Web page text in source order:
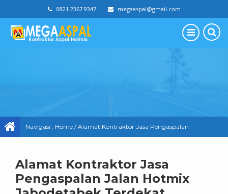
0821 2367 9347 megaaspal@gmail.com
Navigasi : Home /Alamat Kontraktor Jasa Pengaspalan
Alamat Kontraktor Jasa
Pengaspalan Jalan Hotmix